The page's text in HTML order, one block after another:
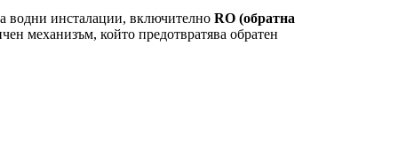
водни инсталации, включително RO (обратна
механизъм, който предотвратява обратен